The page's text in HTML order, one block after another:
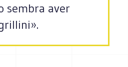
sembra aver